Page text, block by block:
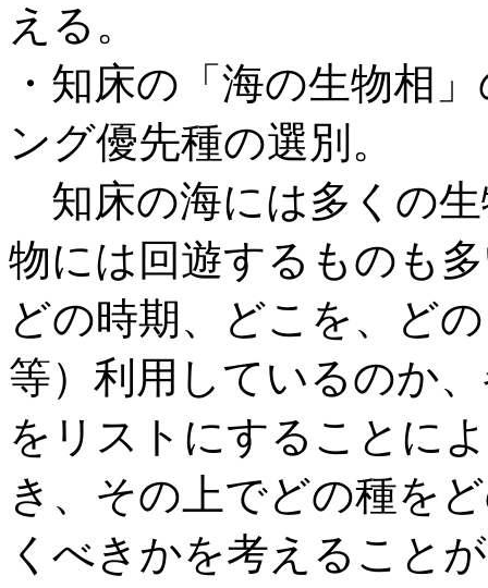
える。
・知床の「海の生物相
ング優先種の選別。
知床の海には多くの
物には回遊するものも
どの時期、どこを、ど
等）利用しているのか
をリストにすることに
き、その上でどの種を
くべきかを考えること